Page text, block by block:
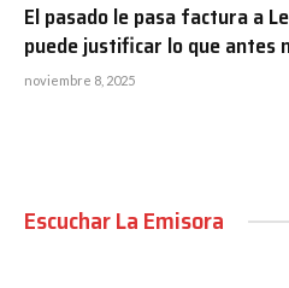
El pasado le pasa factura a
puede justificar lo que antes
noviembre 8, 2025
Escuchar La Emisora